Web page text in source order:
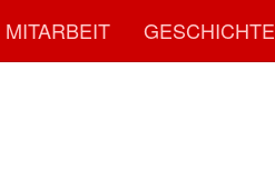
MITARBEIT GESCHICHTE